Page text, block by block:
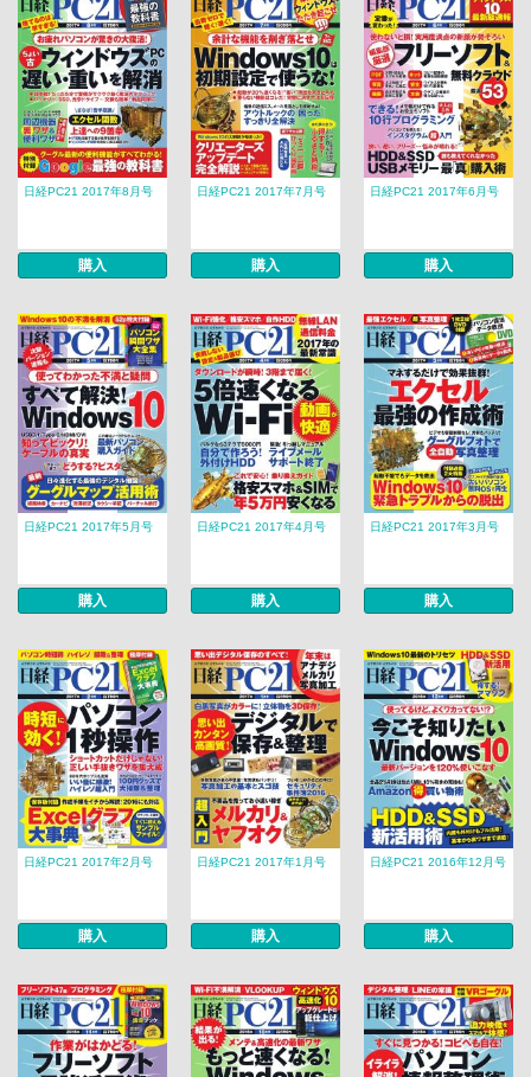
日経PC21 2017年8月号
購入
日経PC21 2017年7月号
購入
日経PC21 2017年6月号
購入
日経PC21 2017年5月号
購入
日経PC21 2017年4月号
購入
日経PC21 2017年3月号
購入
日経PC21 2017年2月号
購入
日経PC21 2017年1月号
購入
日経PC21 2016年12月号
購入